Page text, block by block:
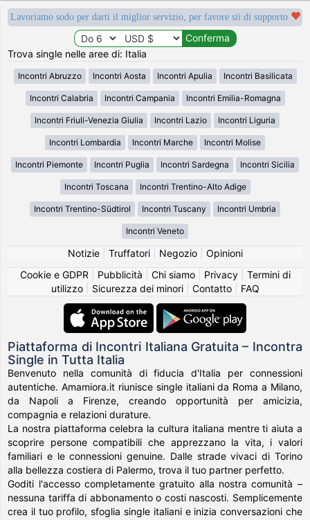
Lavoriamo sodo per darti il miglior servizio, per favore sii di supporto
Trova single nelle aree di: Italia
Incontri Abruzzo Incontri Aosta Incontri Apulia Incontri Basilicata
Incontri Calabria Incontri Campania Incontri Emilia-Romagna
Incontri Friuli-Venezia Giulia Incontri Lazio Incontri Liguria
Incontri Lombardia Incontri Marche Incontri Molise
Incontri Piemonte Incontri Puglia Incontri Sardegna Incontri Sicilia
Incontri Toscana Incontri Trentino-Alto Adige
Incontri Trentino-Südtirol Incontri Tuscany Incontri Umbria
Incontri Veneto
Notizie| Truffatori| Negozio| Opinioni
Cookie e GDPR
Pubblicità Chi siamo| Privacy| Termini di
utilizzo| Sicurezza dei minori| Contatto| FAQ
Piattaforma di Incontri Italiana Gratuita – Incontra
Single in Tutta Italia
Benvenuto nella comunità di fiducia d'Italia per connessioni
autentiche. Amamiora.it riunisce single italiani da Roma a Milano,
da Napoli a Firenze, creando opportunità per amicizia,
compagnia e relazioni durature.
La nostra piattaforma celebra la cultura italiana mentre ti aiuta a
scoprire persone compatibili che apprezzano la vita, i valori
familiari e le connessioni genuine. Dalle strade vivaci di Torino
alla bellezza costiera di Palermo, trova il tuo partner perfetto.
Goditi l'accesso completamente gratuito alla nostra comunità –
nessuna tariffa di abbonamento o costi nascosti. Semplicemente
crea il tuo profilo, sfoglia single italiani e inizia conversazioni che